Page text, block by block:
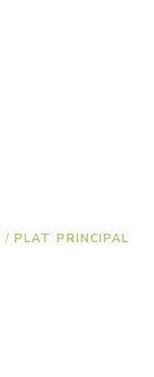
/ PLAT PRINCIPAL